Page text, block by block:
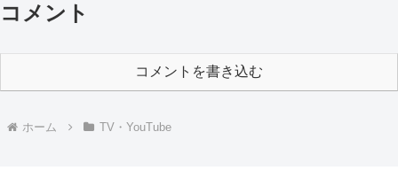
コメント
コメントを書き込む
ホーム TV・YouTube